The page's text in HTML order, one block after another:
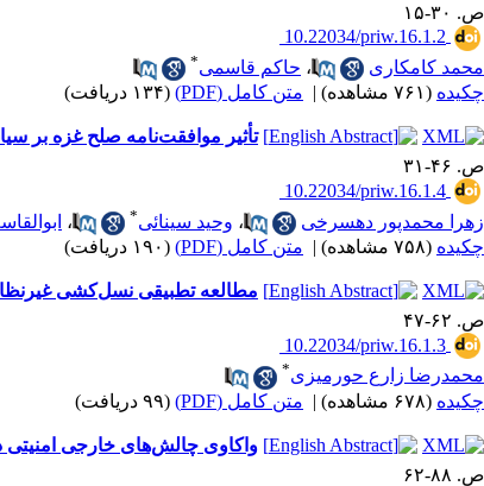
ص. ۳۰-۱۵
‎ 10.22034/priw.16.1.2
محمد کامکاری
، حاکم قاسمی*
چکیده (۷۶۱ مشاهده) | متن کامل (PDF) (۱۳۴ دریافت)
تأثیر موافقت‌نامه صلح غزه بر
ص. ۴۶-۳۱
‎ 10.22034/priw.16.1.4
زهرا محمدپور دهسرخی
، وحید سینائی* ،
چکیده (۷۵۸ مشاهده) | متن کامل (PDF) (۱۹۰ دریافت)
مطالعه تطبیقی نسل‌کشی
ص. ۶۲-۴۷
‎ 10.22034/priw.16.1.3
محمدرضا زارع حورمیزی*
چکیده (۶۷۸ مشاهده) | متن کامل (PDF) (۹۹ دریافت)
واکاوی چالش‌های خارجی امنیتی
ص. ۸۸-۶۲